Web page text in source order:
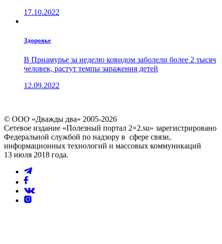
17.10.2022
Здоровье
В Приамурье за неделю ковидом заболели более 2 тысяч
человек, растут темпы заражения детей
12.09.2022
© ООО «Дважды два» 2005-2026
Сетевое издание «Полезный портал 2×2.su» зарегистрировано
Федеральной службой по надзору в сфере связи,
информационных технологий и массовых коммуникаций
13 июля 2018 года.